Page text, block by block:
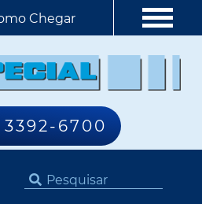
Chegar
3392-6700